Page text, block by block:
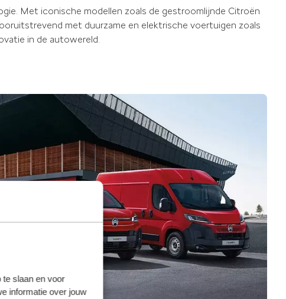
slaan en voor
informatie over jouw
Met iconische modellen zoals de gestroomlijnde Citroën
met duurzame en elektrische voertuigen zoals
in de autowereld.